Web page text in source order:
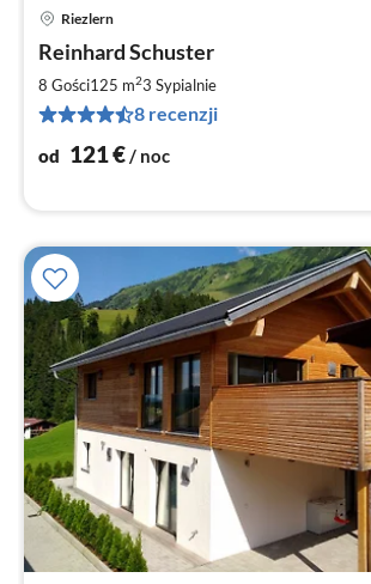
Riezlern
Reinhard Schuster
8 Gości125 m23 Sypialnie
8 recenzji
od 121€/ noc